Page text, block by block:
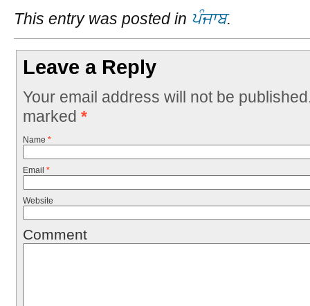
This entry was posted in ਪੰਜਾਬ.
Leave a Reply
Your email address will not be
marked *
Name *
Email *
Website
Comment